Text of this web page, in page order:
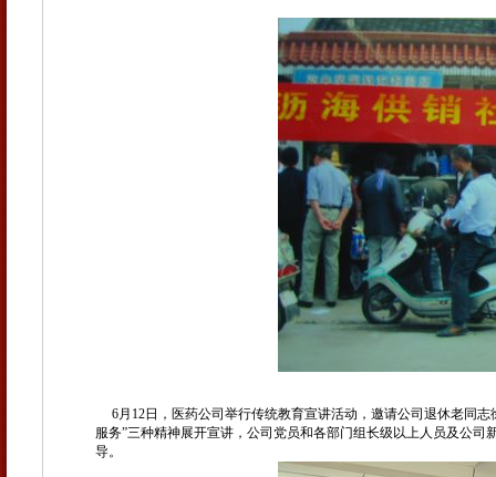
6月 12日，医药公司举行传统教育宣讲活动，邀请公司退休老同
服务”三种精神展开宣讲，公司党员和各部门组长级以上人员及公司
导。